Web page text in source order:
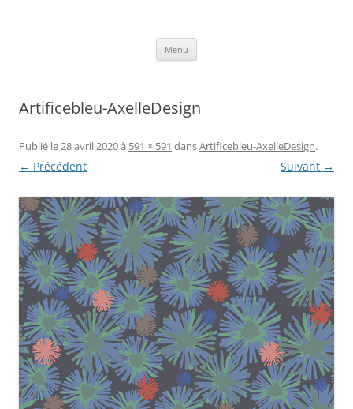
Menu
Artificebleu-AxelleDesign
Publié le28 avril 2020à 591 × 591 dansArtificebleu-AxelleDesign.
← Précédent Suivant →